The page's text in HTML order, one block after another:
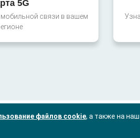
5G
мобильной связи в вашем
файлов cookie, а также на